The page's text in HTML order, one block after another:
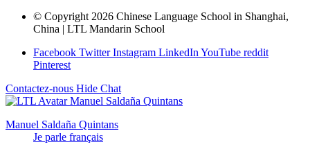
© Copyright 2026 Chinese Language School in Shanghai,
China | LTL Mandarin School
Facebook TwitterInstagram LinkedInYouTube reddit
Pinterest
Contactez-nous Hide Chat
Manuel Saldaña Quintans
Je parle français